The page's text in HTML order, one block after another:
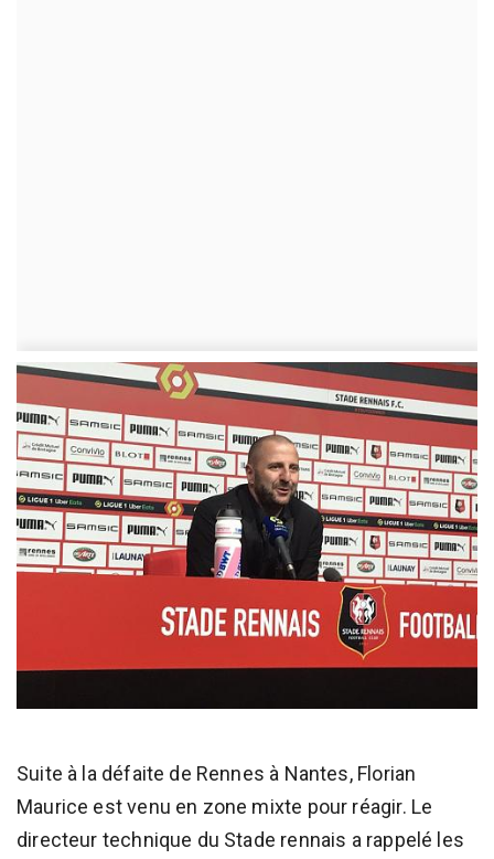
Suite à la défaite de Rennes à Nantes, Florian
Maurice est venu en zone mixte pour réagir. Le
directeur technique du Stade rennais a rappelé les